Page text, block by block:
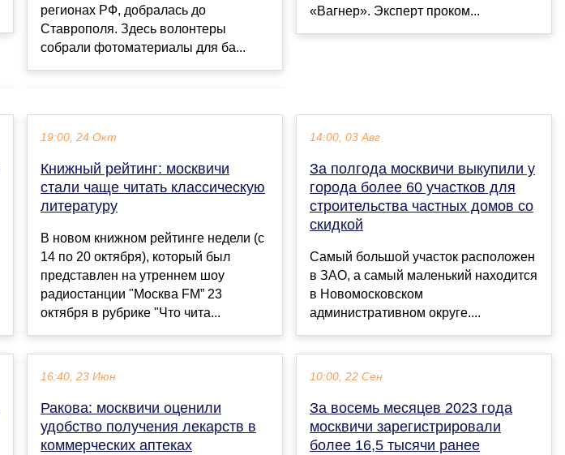
регионах РФ, добралась до
Ставрополя. Здесь волонтеры
собрали фотоматериалы для ба...
«Вагнер». Эксперт проком...
19:00, 24 Окт
Книжный рейтинг: москвичи
стали чаще читать классическую
литературу
В новом книжном рейтинге недели (с
14 по 20 октября), который был
представлен на утреннем шоу
радиостанции "Москва FM” 23
октября в рубрике "Что чита...
16:40, 23 Июн
Ракова: москвичи оценили
удобство получения лекарств в
коммерческих аптеках
14:00, 03 Авг
За полгода москвичи выкупили у
города более 60 участков для
строительства частных домов со
скидкой
Самый большой участок расположен
в ЗАО, а самый маленький находится
в Новомосковском
административном округе....
10:00, 22 Сен
За восемь месяцев 2023 года
москвичи зарегистрировали
более 16,5 тысячи ранее